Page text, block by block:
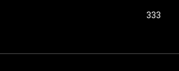
333